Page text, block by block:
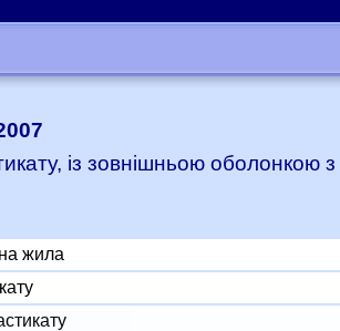
із зовнішньою оболонкою
жила